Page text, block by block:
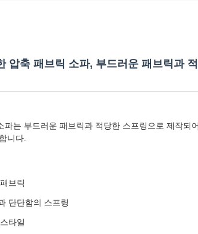
압축 패브릭 소파, 부드러운 패브릭과
파는 부드러운 패브릭과 적당한 스프링으로 제작
니다.
브릭
단단함의 스프링
타일